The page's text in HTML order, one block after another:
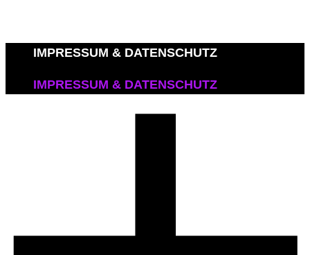
IMPRESSUM & DATENSCHUTZ
IMPRESSUM & DATENSCHUTZ